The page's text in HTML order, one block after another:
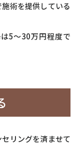
術を提供している
5～30万円程度で
リングを済ませて